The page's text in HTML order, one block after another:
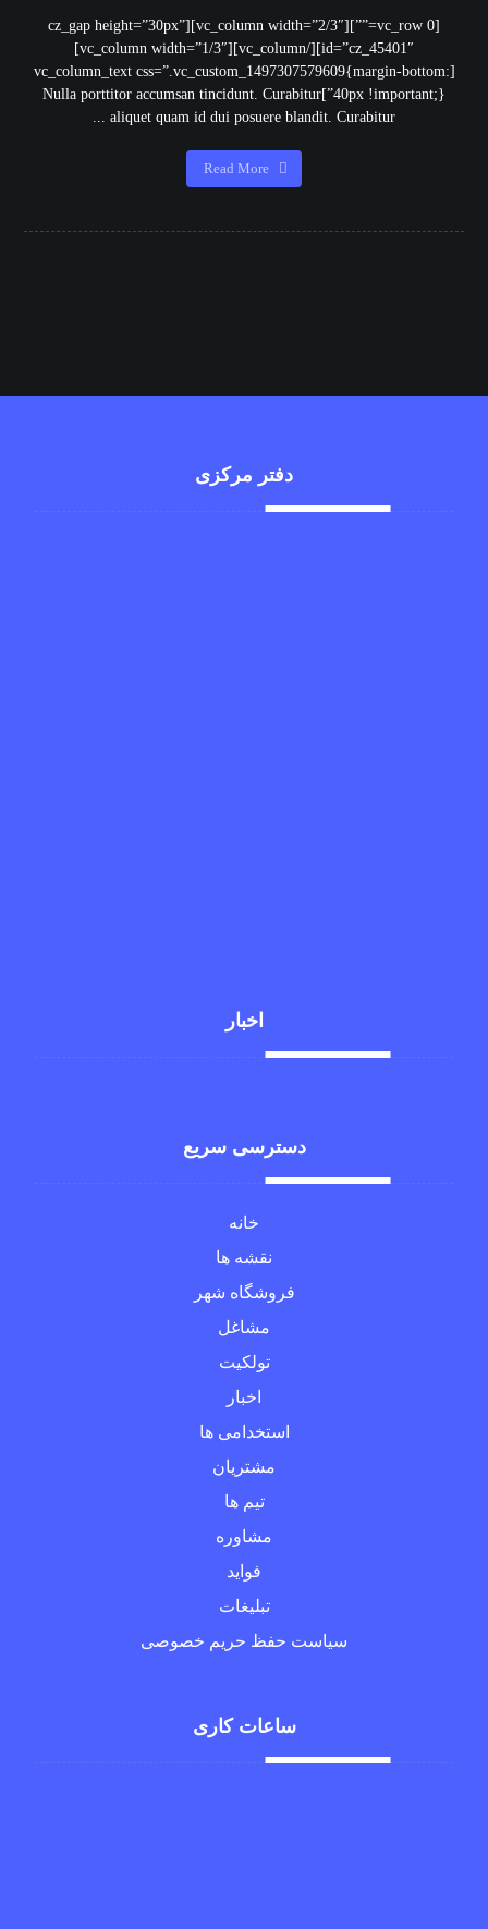
[vc_row 0=””][vc_column width=”2/3″][cz_gap height=”30px”
id=”cz_45401″][/vc_column][vc_column width=”1/3″]
[vc_column_text css=”.vc_custom_1497307579609{margin-bottom:
40px !important;}”]Nulla porttitor accumsan tincidunt. Curabitur
aliquet quam id dui posuere blandit. Curabitur ...
Read More
دفتر مرکزی
اخبار
دسترسی سریع
خانه
نقشه ها
فروشگاه شهر
مشاغل
تولکیت
اخبار
استخدامی ها
مشتریان
تیم ها
مشاوره
فواید
تبلیغات
سیاست حفظ حریم خصوصی
ساعات کاری